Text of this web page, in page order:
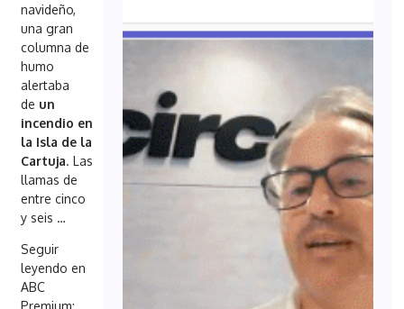
navideño,
una gran
columna de
humo
alertaba
de un
incendio en
la Isla de la
Cartuja. Las
llamas de
entre cinco
y seis …
Seguir
leyendo en
ABC
Premium: